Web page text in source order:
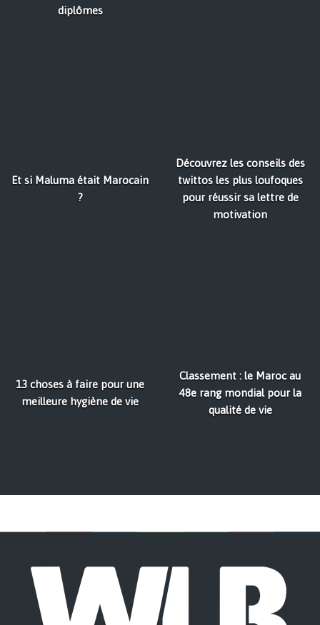
diplômes
Et si Maluma était Marocain
?
Découvrez les conseils des
twittos les plus loufoques
pour réussir sa lettre de
motivation
13 choses à faire pour une
meilleure hygiène de vie
Classement : le Maroc au
48e rang mondial pour la
qualité de vie